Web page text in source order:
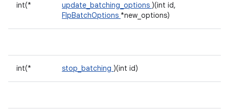
int(* update_batching_options )(int id,
FlpBatchOptions *new_options)
int(* stop_batching )(int id)